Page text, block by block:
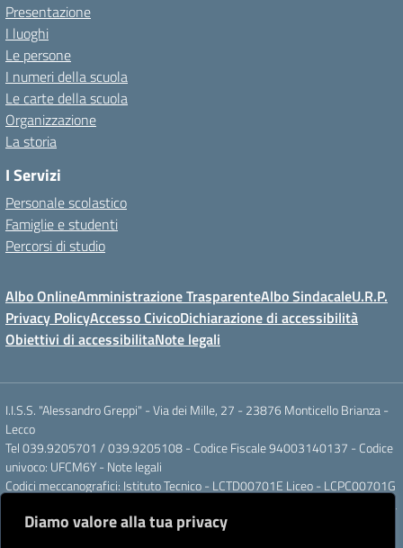
Diamo valore alla tua privacy
Presentazione
I luoghi
Le persone
I numeri della scuola
Le carte della scuola
Organizzazione
La storia
I Servizi
Personale scolastico
Famiglie e studenti
Percorsi di studio
Albo OnlineAmministrazione TrasparenteAlbo SindacaleU.R.P.
Privacy PolicyAccesso CivicoDichiarazione di accessibilità
Obiettivi di accessibilitaNote legali
I.I.S.S. "Alessandro Greppi" - Via dei Mille, 27 - 23876 Monticello Brianza -
Lecco
Tel 039.9205701 / 039.9205108 - Codice Fiscale 94003140137 - Codice
univoco: UFCM6Y - Note legali
Codici meccanografici: Istituto Tecnico - LCTD00701E Liceo - LCPC00701G
Posta elettronica ordinaria: LCIS007008@ISTRUZIONE.IT Posta elettronica
certificata: LCIS007008@PEC.ISTRUZIONE.IT